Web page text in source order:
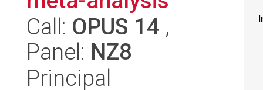
Call: OPUS 14 ,
Panel: NZ8
Principal